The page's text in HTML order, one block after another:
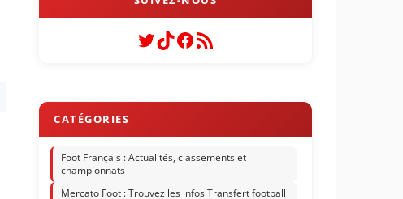
Twitter
TikTok
Facebook
Flux RSS
Foot Français : Actualités, classements et
championnats
Mercato Foot : Trouvez les infos Transfert football